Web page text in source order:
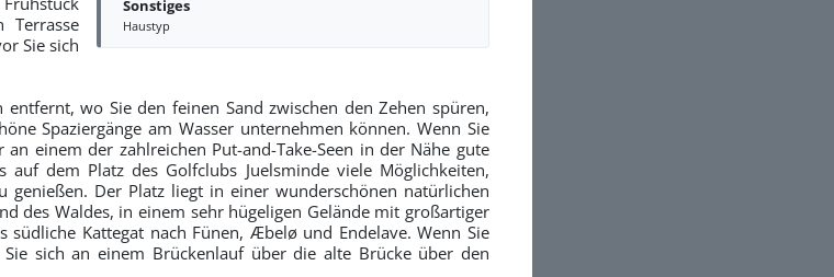
Sonstiges
Haustyp
Terrasse
Sie sich
wo Sie den feinen Sand zwischen den Zehen spüren,
Spaziergänge am Wasser unternehmen können. Wenn Sie
einem der zahlreichen Put-and-Take-Seen in der Nähe gute
dem Platz des Golfclubs Juelsminde viele Möglichkeiten,
genießen. Der Platz liegt in einer wunderschönen natürlichen
des Waldes, in einem sehr hügeligen Gelände mit großartiger
südliche Kattegat nach Fünen, Æbelø und Endelave. Wenn Sie
sich an einem Brückenlauf über die alte Brücke über den